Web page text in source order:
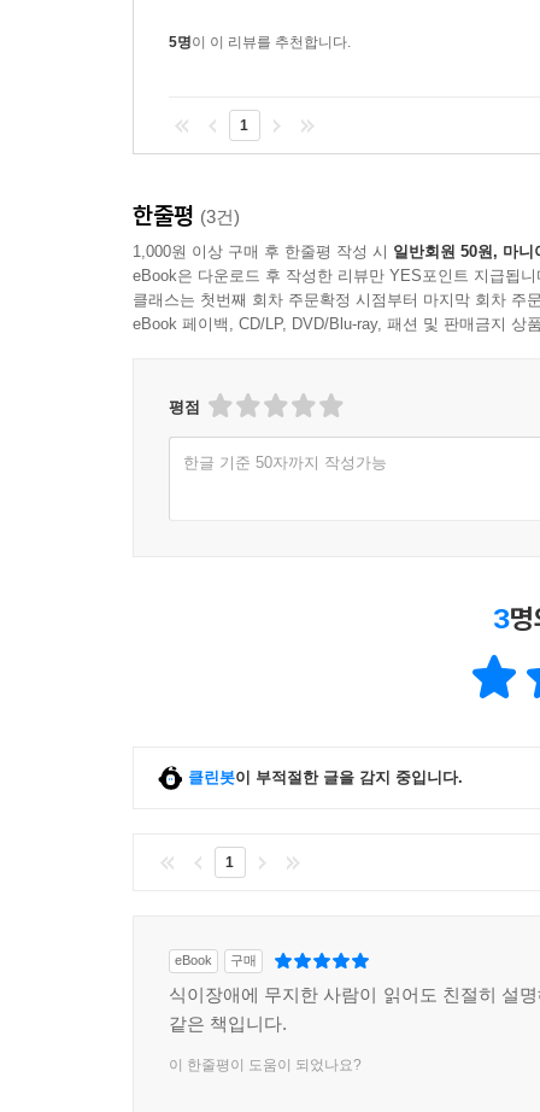
5명이 이 리뷰를 추천합니다.
1
한줄평 (3건)
1,000원 이상 구매 후 한줄평 작성 시 일반회원 50원, 마니
eBook은 다운로드 후 작성한 리뷰만 YES포인트 지급됩니
클래스는 첫번째 회차 주문확정 시점부터 마지막 회차 주
eBook 페이백, CD/LP, DVD/Blu-ray, 패션 및 판매금지 상
평점
한글 기준 50자까지 작성가능
3
클린봇이 부적절한 글을 감지 중입니다.
1
eBook 구매
식이장애에 무지한 사람이 읽어도 친절히 설
같은 책입니다.
이 한줄평이 도움이 되었나요?